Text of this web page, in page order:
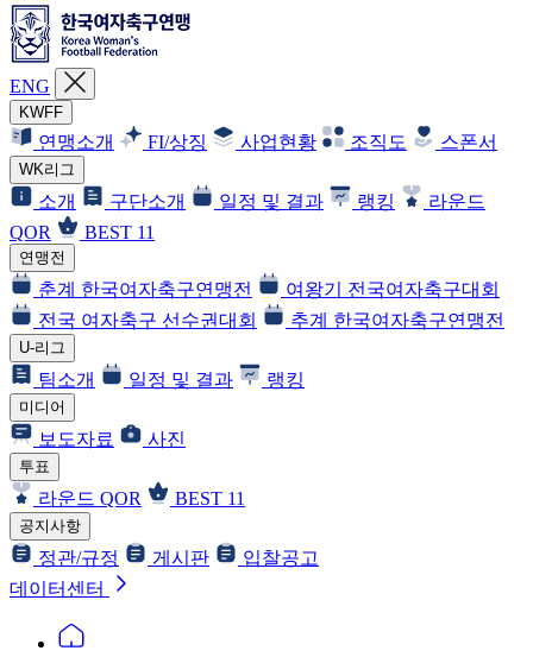
ENG
KWFF
연맹소개 FI/상징 사업현황 조직도 스폰서
WK리그
소개 구단소개 일정 및 결과 랭킹
라운드
QOR
BEST 11
연맹전
춘계 한국여자축구연맹전
여왕기 전국여자축구대회
전국 여자축구 선수권대회
추계 한국여자축구연맹전
U-리그
팀소개 일정 및 결과 랭킹
미디어
보도자료 사진
투표
라운드 QOR BEST 11
공지사항
정관/규정 게시판
입찰공고
데이터센터